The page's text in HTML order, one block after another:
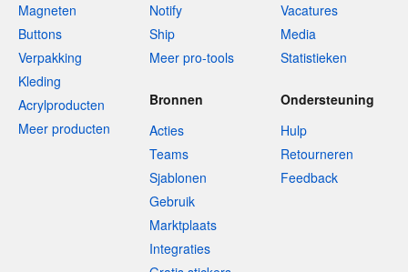
Magneten
Buttons
Verpakking
Kleding
Acrylproducten
Meer producten
Notify
Ship
Meer pro-tools
Vacatures
Media
Statistieken
Bronnen
Acties
Teams
Sjablonen
Gebruik
Marktplaats
Integraties
Ondersteuning
Hulp
Retourneren
Feedback